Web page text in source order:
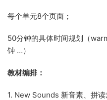
每个单元8个页面；
50分钟的具体时间规划（
钟 …）
教材编排：
1. New Sounds 新音素、拼读